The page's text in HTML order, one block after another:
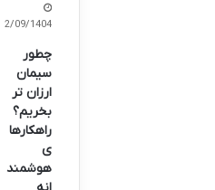
12/09/1404
چطور
سیمان
ارزان تر
بخریم؟
راهکارها
ی
هوشمند